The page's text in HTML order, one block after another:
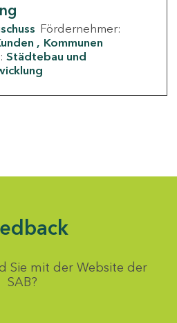
Fördernehmer:
Kommunen
Städtebau und
Sie mit der Website der
SAB?